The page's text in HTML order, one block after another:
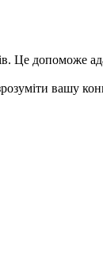
Це допоможе
вашу